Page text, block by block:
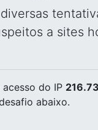
a sites
do IP
abaixo.